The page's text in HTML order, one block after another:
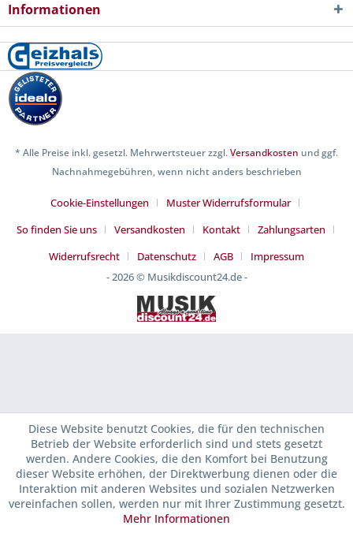
Informationen
* Alle Preise inkl. gesetzl. Mehrwertsteuer zzgl.Versandkosten und ggf.
Nachnahmegebühren, wenn nicht anders beschrieben
Cookie-Einstellungen
Muster Widerrufsformular
So finden Sie uns
Versandkosten Kontakt
Zahlungsarten
Widerrufsrecht
Datenschutz AGB
Impressum
- 2026 © Musikdiscount24.de -
Diese Website benutzt Cookies, die für den technischen
Betrieb der Website erforderlich sind und stets gesetzt
werden. Andere Cookies, die den Komfort bei Benutzung
dieser Website erhöhen, der Direktwerbung dienen oder die
Interaktion mit anderen Websites und sozialen Netzwerken
vereinfachen sollen, werden nur mit Ihrer Zustimmung gesetzt.
Mehr Informationen